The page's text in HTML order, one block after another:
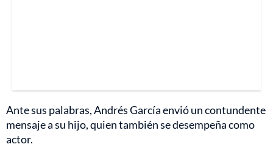
Ante sus palabras, Andrés García envió un contundente
mensaje a su hijo, quien también se desempeña como
actor.